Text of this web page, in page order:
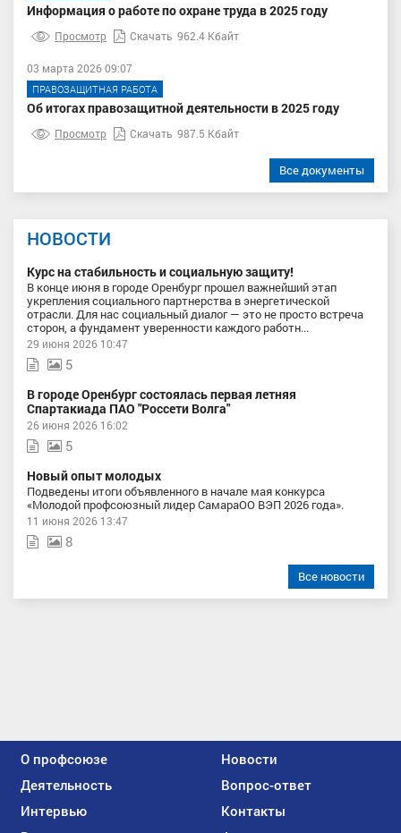
Информация о работе по охране труда в 2025 году
Просмотр Скачать 962.4 Кбайт
03 марта 2026 09:07
ПРАВОЗАЩИТНАЯ РАБОТА
Об итогах правозащитной деятельности в 2025 году
Просмотр Скачать 987.5 Кбайт
Все документы
НОВОСТИ
Курс на стабильность и социальную защиту!
В конце июня в городе Оренбург прошел важнейший этап
укрепления социального партнерства в энергетической
отрасли. Для нас социальный диалог — это не просто встреча
сторон, а фундамент уверенности каждого работн...
29 июня 2026 10:47
5
В городе Оренбург состоялась первая летняя
Спартакиада ПАО "Россети Волга"
26 июня 2026 16:02
5
Новый опыт молодых
Подведены итоги объявленного в начале мая конкурса
«Молодой профсоюзный лидер СамараОО ВЭП 2026 года».
11 июня 2026 13:47
8
Все новости
О профсоюзе
Новости
Деятельность
Вопрос-ответ
Интервью
Контакты